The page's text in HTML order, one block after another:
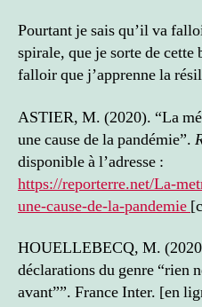
Pourtant je sais qu’il va
spirale, que je sorte de
falloir que j’apprenne la
ASTIER, M. (2020). “La
une cause de la pandémie”.
disponible à l’adresse :
https://reporterre.net/La-
une-cause-de-la-pandemie
HOUELLEBECQ, M.
déclarations du genre “rien
avant””. France Inter. [en